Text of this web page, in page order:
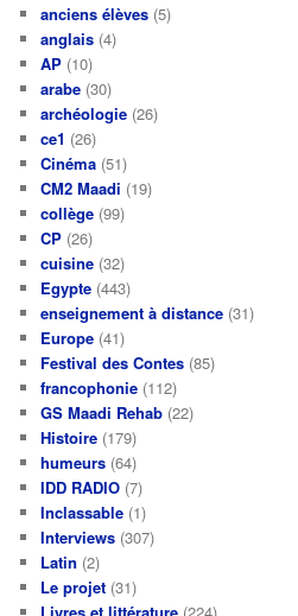
anciens élèves (5)
anglais (4)
AP (10)
arabe (30)
archéologie (26)
ce1 (26)
Cinéma (51)
CM2 Maadi (19)
collège (99)
CP (26)
cuisine (32)
Egypte (443)
enseignement à distance (31)
Europe (41)
Festival des Contes (85)
francophonie (112)
GS Maadi Rehab (22)
Histoire (179)
humeurs (64)
IDD RADIO (7)
Inclassable (1)
Interviews (307)
Latin (2)
Le projet (31)